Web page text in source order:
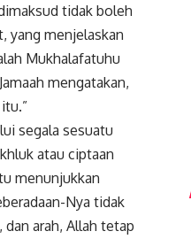
tidak boleh
yang menjelaskan
Mukhalafatuhu
mengatakan,
segala sesuatu
atau ciptaan
menunjukkan
Nya tidak
arah, Allah tetap